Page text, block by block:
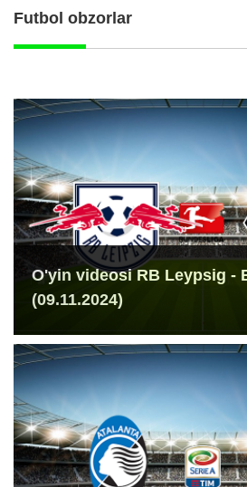
Futbol obzorlar
O'yin videosi RB Leypsig -
(09.11.2024)